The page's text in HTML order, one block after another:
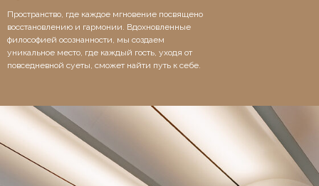
Пространство, где каждое мгновение посвящено
восстановлению и гармонии. Вдохновленные
философией осознанности, мы создаем
уникальное место, где каждый гость, уходя от
повседневной суеты, сможет найти путь к себе.